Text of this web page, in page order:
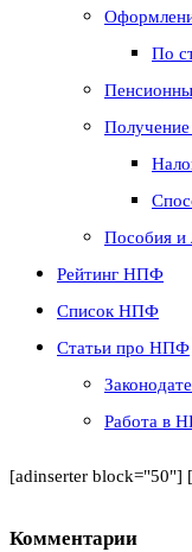
По
Пособия и
Рейтинг НПФ
Список НПФ
Статьи про НПФ
Работа в
[adinserter block="50"]
Комментарии